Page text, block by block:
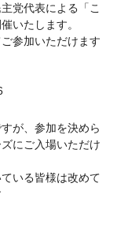
党代表による「こ
いたします。
参加いただけます
が、参加を決めら
にご入場いただけ
いる皆様は改めて